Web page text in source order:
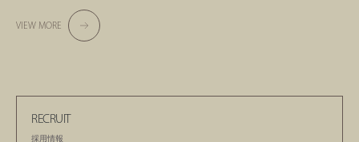
VIEW MORE
RECRUIT
採用情報